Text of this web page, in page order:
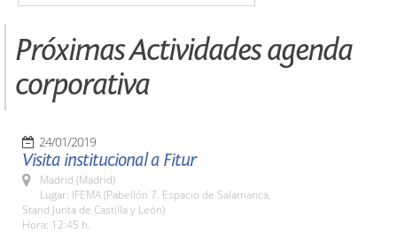
Próximas Actividades agenda
corporativa
24/01/2019
Visita institucional a Fitur
Madrid (Madrid)
Lugar: IFEMA (Pabellón 7. Espacio de Salamanca,
Stand Junta de Castilla y León)
Hora: 12:45 h.